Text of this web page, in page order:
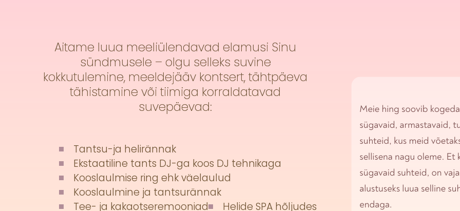
Aitame luua meeliülendavad elamusi Sinu
sündmusele – olgu selleks suvine
kokkutulemine, meeldejääv kontsert, tähtpäeva
tähistamine või tiimiga korraldatavad
suvepäevad:
Tantsu-ja helirännak
Ekstaatiline tants DJ-ga koos DJ tehnikaga
Kooslaulmise ring ehk väelaulud
Kooslaulmine ja tantsurännak
Tee- ja kakaotseremooniad
Helide SPA hõljudes